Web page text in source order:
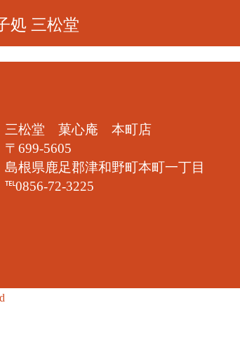
処 三松堂
三松堂 菓心庵 本町店
〒699-5605
島根県鹿足郡津和野町本町一丁目
℡0856-72-3225